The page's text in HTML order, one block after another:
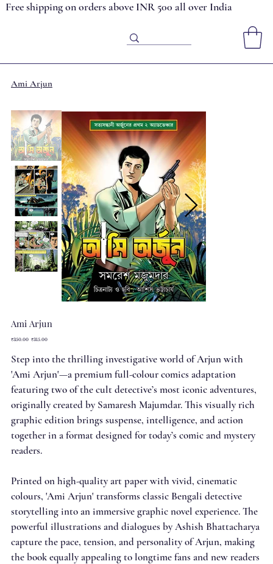
Free shipping on orders above INR 500 all over India
Ami Arjun
Ami Arjun
Original
₹350.00 Sale
₹315.00
Step into the thrilling investigative world of Arjun with
'Ami Arjun'—a premium full-colour comics adaptation
featuring two of the cult detective’s most iconic adventures,
originally created by Samaresh Majumdar. This visually rich
graphic edition brings suspense, intelligence, and action
together in a format designed for today’s comic and mystery
readers.
Printed on high-quality art paper with vivid, cinematic
colours, 'Ami Arjun' transforms classic Bengali detective
storytelling into an immersive graphic novel experience. The
powerful illustrations and dialogues by Ashish Bhattacharya
capture the pace, tension, and personality of Arjun, making
the book equally appealing to longtime fans and new readers